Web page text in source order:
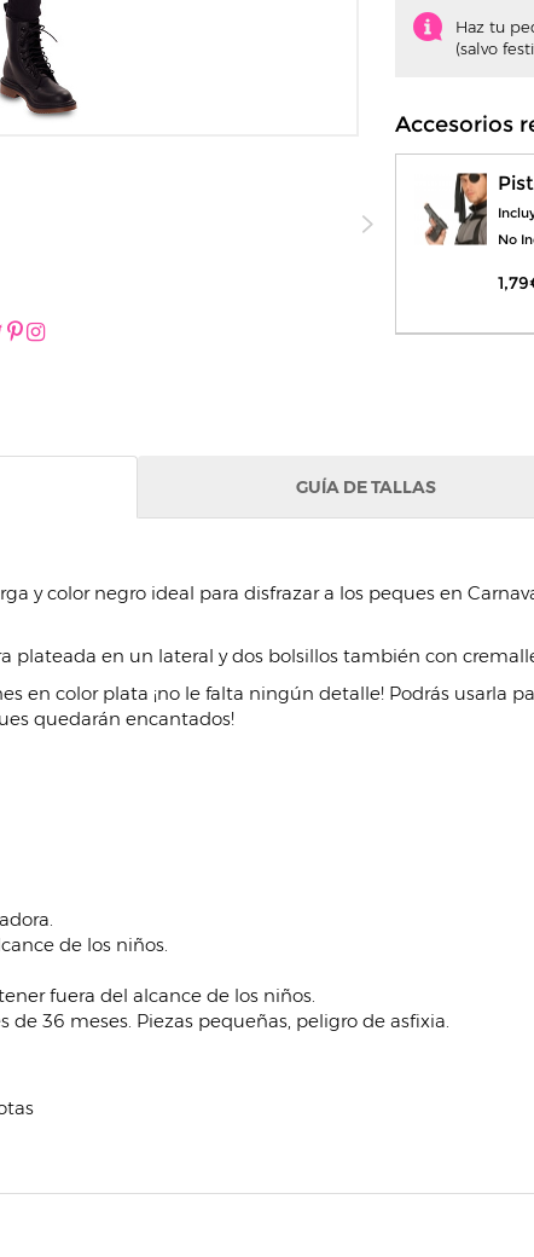
Haz tu
(salvo
Accesorios
No
GUÍA DE TALLAS
y color negro ideal para disfrazar a los peques en
plateada en un lateral y dos bolsillos también con
en color plata ¡no le falta ningún detalle! Podrás usarla
quedarán encantados!
de los niños.
fuera del alcance de los niños.
de 36 meses. Piezas pequeñas, peligro de asfixia.